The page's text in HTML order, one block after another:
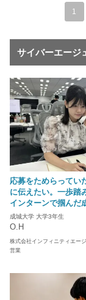
1
サイバーエージ
応募をためらってい
に伝えたい。一歩踏
インターンで掴んだ
成城大学 大学3年生
O.H
株式会社インフィニティエー
営業